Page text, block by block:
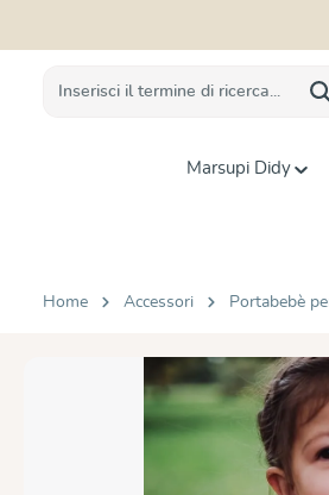
Marsupi Didy
Home Accessori Portabebè
Salta la galleria di immagini